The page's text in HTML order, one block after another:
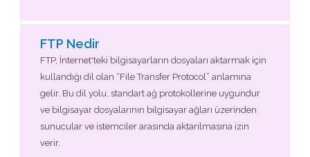
FTP Nedir
FTP, İnternet'teki bilgisayarların dosyaları aktarmak için
kullandığı dil olan “File Transfer Protocol” anlamına
gelir. Bu dil yolu, standart ağ protokollerine uygundur
ve bilgisayar dosyalarının bilgisayar ağları üzerinden
sunucular ve istemciler arasında aktarılmasına izin
verir.